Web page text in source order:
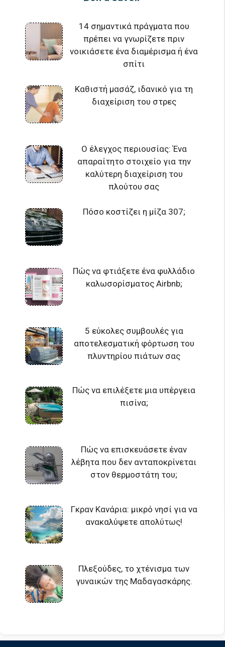
14 σημαντικά πράγματα που
πρέπει να γνωρίζετε πριν
νοικιάσετε ένα διαμέρισμα ή ένα
σπίτι
Καθιστή μασάζ, ιδανικό για τη
διαχείριση του στρες
Ο έλεγχος περιουσίας: Ένα
απαραίτητο στοιχείο για την
καλύτερη διαχείριση του
πλούτου σας
Πόσο κοστίζει η μίζα 307;
Πώς να φτιάξετε ένα φυλλάδιο
καλωσορίσματος Airbnb;
5 εύκολες συμβουλές για
αποτελεσματική φόρτωση του
πλυντηρίου πιάτων σας
Πώς να επιλέξετε μια υπέργεια
πισίνα;
Πώς να επισκευάσετε έναν
λέβητα που δεν ανταποκρίνεται
στον θερμοστάτη του;
Γκραν Κανάρια: μικρό νησί για να
ανακαλύψετε απολύτως!
Πλεξούδες, το χτένισμα των
γυναικών της Μαδαγασκάρης.